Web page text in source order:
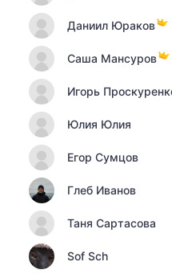
Даниил Юраков
Саша Мансуров
Игорь
Юлия Юлия
Егор Сумцов
Глеб Иванов
Таня Сартасова
Sof Sch